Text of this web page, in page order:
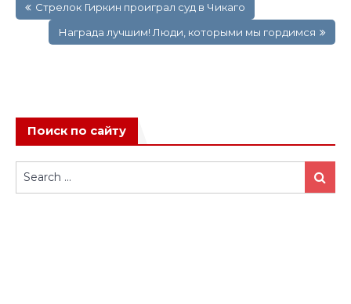
по
записям
Стрелок Гиркин проиграл суд в Чикаго
Награда лучшим! Люди, которыми мы гордимся
Поиск по сайту
for:
Search